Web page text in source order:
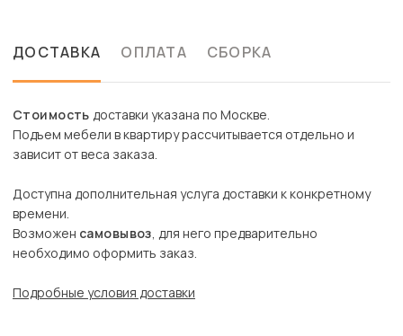
ДОСТАВКА ОПЛАТА СБОРКА
Стоимость доставки указана по Москве.
Подъем мебели в квартиру рассчитывается отдельно и
зависит от веса заказа.
Доступна дополнительная услуга доставки к конкретному
времени.
Возможен самовывоз, для него предварительно
необходимо оформить заказ.
Подробные условия доставки